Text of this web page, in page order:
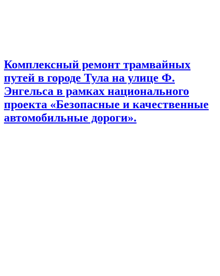
Комплексный ремонт трамвайных
путей в городе Тула на улице Ф.
Энгельса в рамках национального
проекта «Безопасные и качественные
автомобильные дороги».